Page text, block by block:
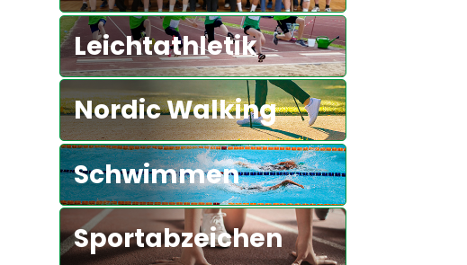
Leichtathletik
Nordic Walking
Schwimmen
Sportabzeichen